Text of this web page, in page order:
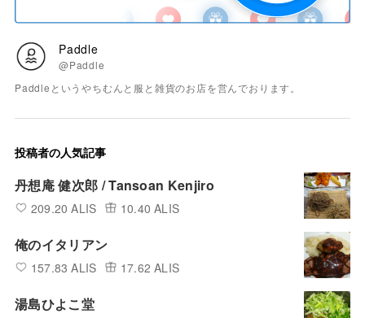
Paddle
@Paddle
Paddleというやちむんと服と雑貨のお店を営んでおります。
投稿者の人気記事
丹想庵 健次郎 / Tansoan Kenjiro
209.20 ALIS 10.40 ALIS
俺のイタリアン
157.83 ALIS 17.62 ALIS
湯島ひよこ堂